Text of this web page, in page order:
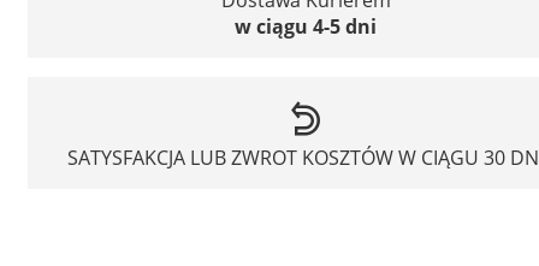
w ciągu 4-5 dni
SATYSFAKCJA LUB ZWROT KOSZTÓW W CIĄGU 30